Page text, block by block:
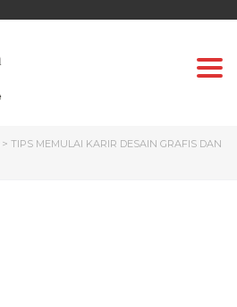
> TIPS MEMULAI KARIR DESAIN GRAFIS DAN